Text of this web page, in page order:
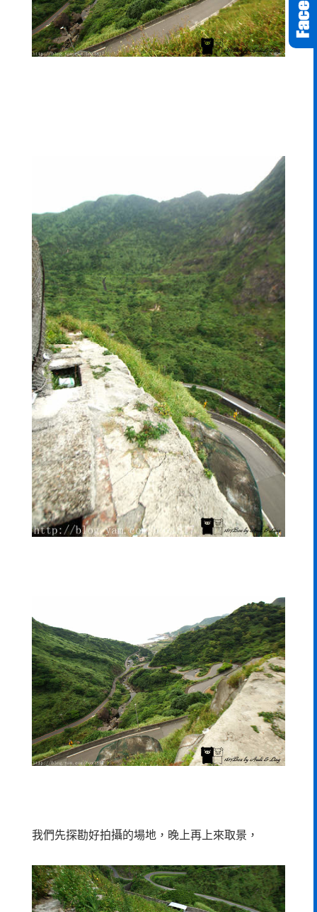
我們先探勘好拍攝的場地，晚上再上來取景，